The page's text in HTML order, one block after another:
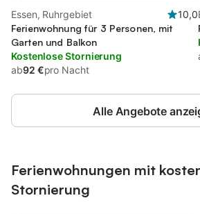
Essen, Ruhrgebiet
10,0
Ferienwohnung für 3 Personen, mit
Garten und Balkon
Kostenlose Stornierung
ab92 €pro Nacht
Alle Angebote
Ferienwohnungen mit
Stornierung